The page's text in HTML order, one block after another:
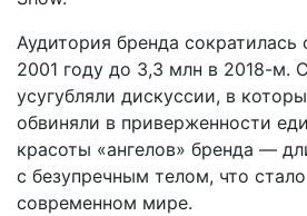
Аудитория бренда сократилась
2001 году до 3,3 млн в 2018-м.
усугубляли дискуссии, в
обвиняли в приверженности
красоты «ангелов» бренда —
с безупречным телом, что
современном мире.